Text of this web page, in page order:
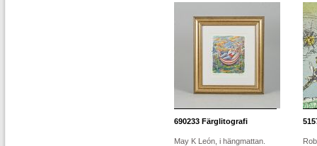
690233 Färglitografi
May K León, i hängmattan.